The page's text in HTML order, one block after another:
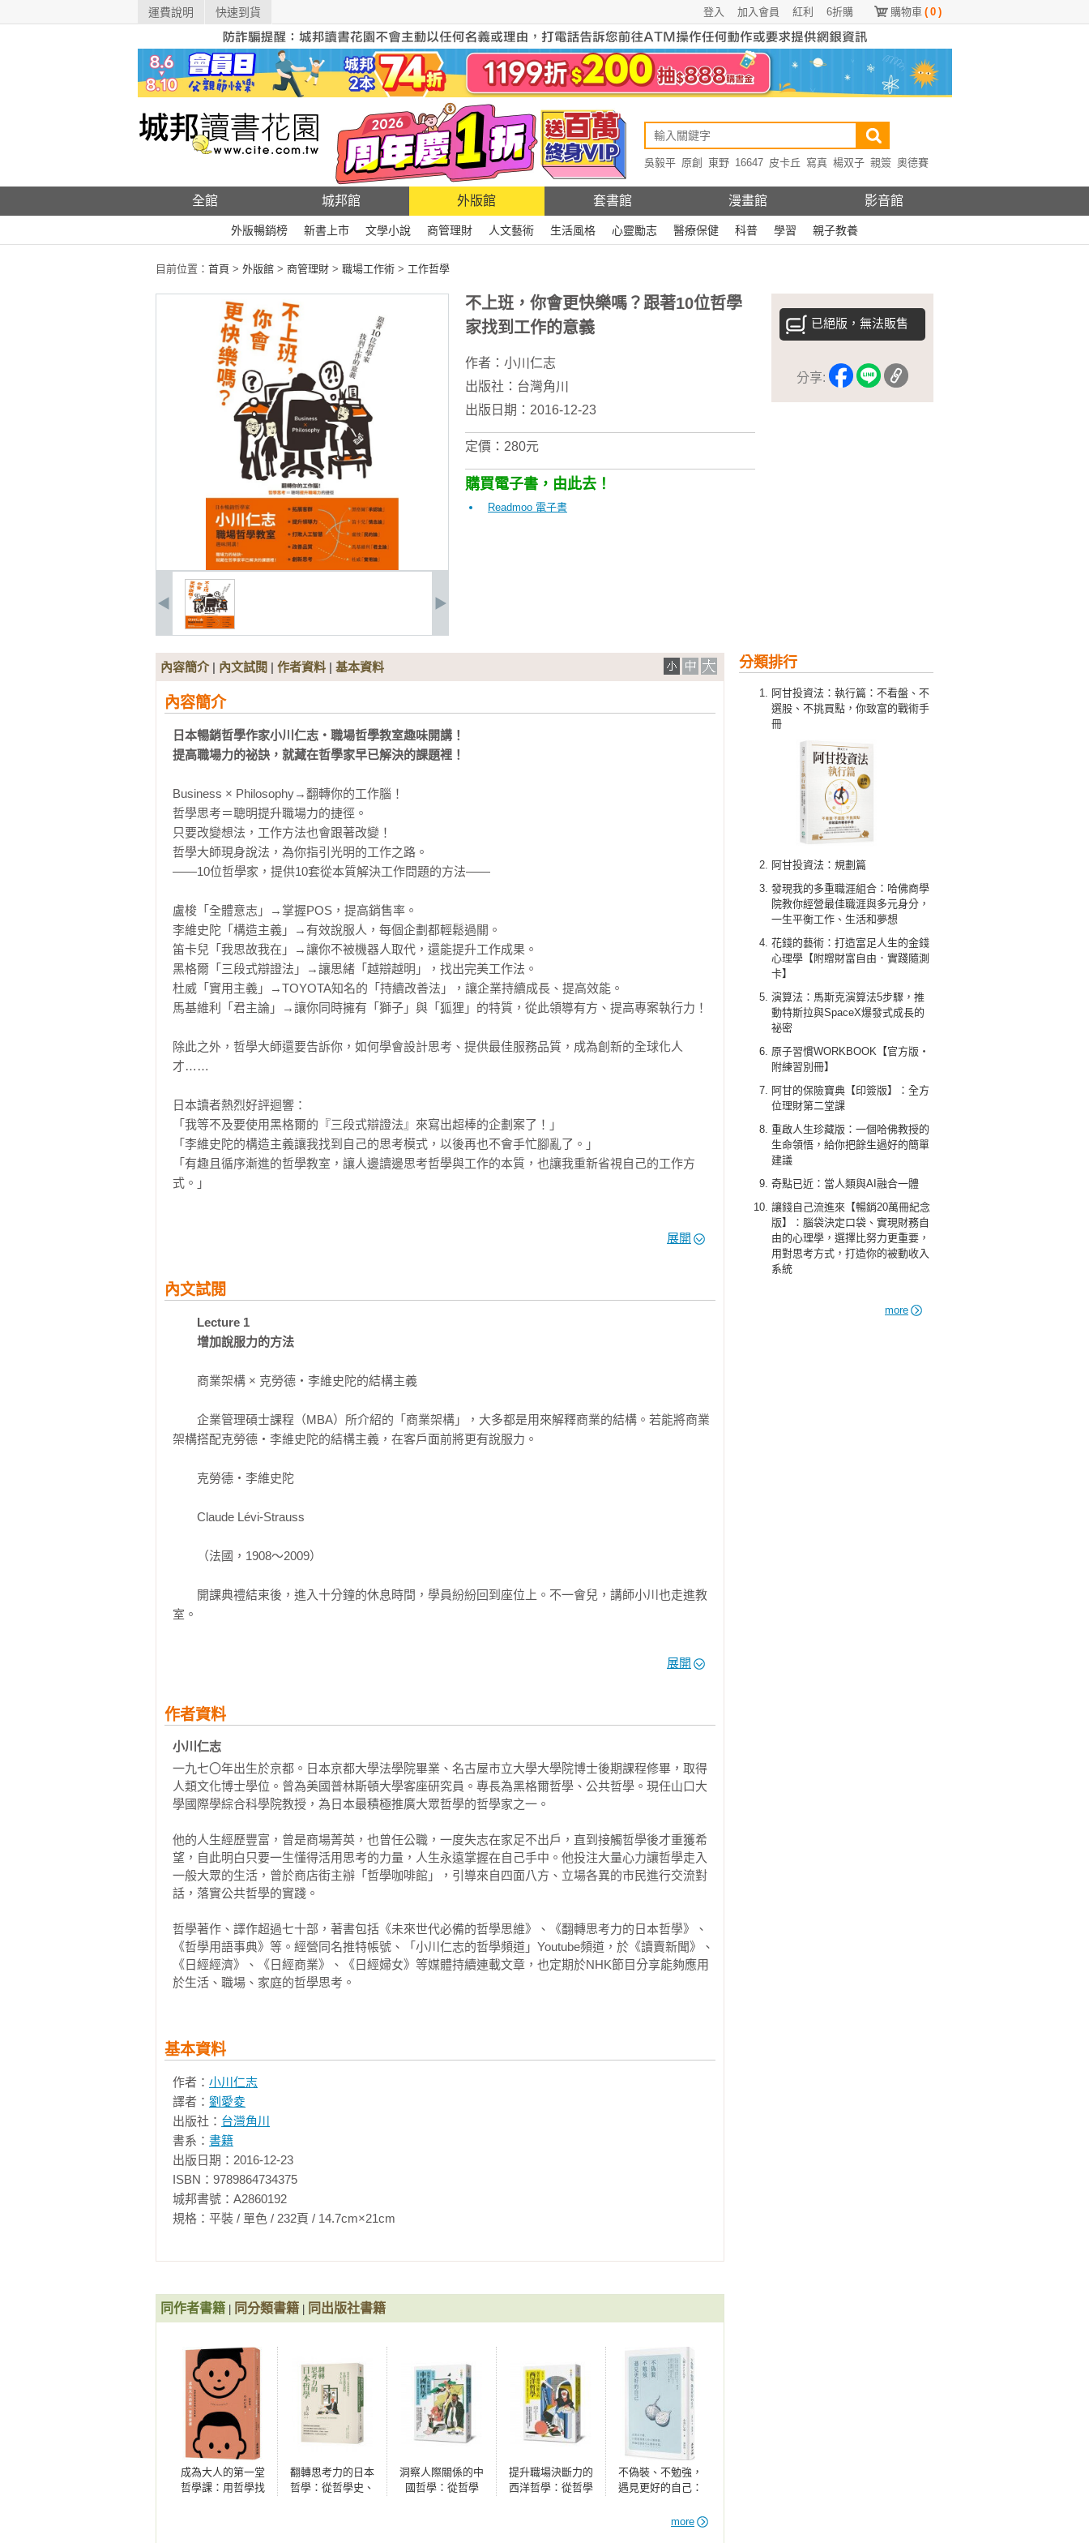
運費說明 快速到貨 購物車 ( 0 )
6折購
紅利
加入會員
登入
吳毅平 原創 東野 16647 皮卡丘 寫真 楊双子 親簽 奧德賽
全館 城邦館 外版館 套書館 漫畫館 影音館
外版暢銷榜 新書上市 文學小說 商管理財 人文藝術 生活風格 心靈勵志 醫療保健 科普 學習 親子教養
目前位置： 首頁 > 外版館 > 商管理財 > 職場工作術 > 工作哲學
已絕版，無法販售
分享:
不上班，你會更快樂嗎？跟著10位哲學
家找到工作的意義
作者： 小川仁志
出版社： 台灣角川
出版日期：2016-12-23
定價：280元
購買電子書，由此去！
Readmoo 電子書
分類排行
阿甘投資法：執行篇：不看盤、不
選股、不挑買點，你致富的戰術手
冊
阿甘投資法：規劃篇
發現我的多重職涯組合：哈佛商學
院教你經營最佳職涯與多元身分，
一生平衡工作、生活和夢想
花錢的藝術：打造富足人生的金錢
心理學【附贈財富自由．實踐隨測
卡】
演算法：馬斯克演算法5步驟，推
動特斯拉與SpaceX爆發式成長的
祕密
原子習慣WORKBOOK【官方版‧
附練習別冊】
阿甘的保險寶典【印簽版】：全方
位理財第二堂課
重啟人生珍藏版：一個哈佛教授的
生命領悟，給你把餘生過好的簡單
建議
奇點已近：當人類與AI融合一體
讓錢自己流進來【暢銷20萬冊紀念
版】：腦袋決定口袋、實現財務自
由的心理學，選擇比努力更重要，
用對思考方式，打造你的被動收入
系統
more
內容簡介| 內文試閱 | 作者資料 | 基本資料
內容簡介
日本暢銷哲學作家小川仁志‧職場哲學教室趣味開講！
提高職場力的祕訣，就藏在哲學家早已解決的課題裡！
Business × Philosophy→翻轉你的工作腦！
哲學思考＝聰明提升職場力的捷徑。
只要改變想法，工作方法也會跟著改變！
哲學大師現身說法，為你指引光明的工作之路。
——10位哲學家，提供10套從本質解決工作問題的方法——
盧梭「全體意志」→掌握POS，提高銷售率。
李維史陀「構造主義」→有效說服人，每個企劃都輕鬆過關。
笛卡兒「我思故我在」→讓你不被機器人取代，還能提升工作成果。
黑格爾「三段式辯證法」→讓思緒「越辯越明」，找出完美工作法。
杜威「實用主義」→TOYOTA知名的「持續改善法」，讓企業持續成長、提高效能。
馬基維利「君主論」→讓你同時擁有「獅子」與「狐狸」的特質，從此領導有方、提高專案執行力！
除此之外，哲學大師還要告訴你，如何學會設計思考、提供最佳服務品質，成為創新的全球化人
才……
日本讀者熱烈好評迴響：
「我等不及要使用黑格爾的『三段式辯證法』來寫出超棒的企劃案了！」
「李維史陀的構造主義讓我找到自己的思考模式，以後再也不會手忙腳亂了。」
「有趣且循序漸進的哲學教室，讓人邊讀邊思考哲學與工作的本質，也讓我重新省視自己的工作方
式。」
學理論，讓你找回上班動力、工作更輕鬆！
★將哲學思想趣味化、簡單化，融合在上班族日日接觸的職場生活中，讓你擺脫「自己只是工作機
器」的想法，重新尋回工作的意義與熱情！
展開
內文試閱
Lecture 1
增加說服力的方法
商業架構 × 克勞德‧李維史陀的結構主義
企業管理碩士課程（MBA）所介紹的「商業架構」，大多都是用來解釋商業的結構。若能將商業
架構搭配克勞德・李維史陀的結構主義，在客戶面前將更有說服力。
克勞德‧李維史陀
Claude Lévi-Strauss
（法國，1908～2009）
開課典禮結束後，進入十分鐘的休息時間，學員紛紛回到座位上。不一會兒，講師小川也走進教
室。
堂課跟大家說明如何運用哲學理論提升商務技巧。在剛才的開課典禮上，我向大家強調了將哲學運用
質……
小川：說得很好！對自己有信心一點嘛！
平田：商務人士的確習慣優先處理眼前的代辦事項。
小川：這堂講座的宗旨就在於改變這樣的情況。話不多說，我們開始上課吧。今天的主題是「商
業架構 × 克勞德‧李維史陀的結構主義」，我認為這非常適合當成第一堂課的主題。
小川：沒錯。
若杉：什麼是整體架構啊？
小川：這就是我接下來要說的。
若杉：我還是學生，對商務一竅不通。之所以來參加這個講座，是因為我覺得這可能對之後找工
作有所幫助。
小川：不用擔心，我會從最基本的概念講起。因為就算是商務人士，也不見得無所不知啊。
小川：商業架構的英文是「Framework」，也就是「框架」、「構造」的意思。所謂商業架構，
是指適用於任何事例的問題解決策略或分析法。比方像是「４Ｐ行銷理論」，又或是經營策略中的
若杉：強、強弱危機分析？
小川：強弱危機分析是一種商業分析法。目前這個階段，你只要知道有這個東西就夠了。
櫻井：是啊。現在市面上出了很多商業架構的書籍，我一直很想讀這些書，卻苦於抽不出時間，
一方面也是因為數量太多了。
展開
作者資料
小川仁志
一九七〇年出生於京都。日本京都大學法學院畢業、名古屋市立大學大學院博士後期課程修畢，取得
人類文化博士學位。曾為美國普林斯頓大學客座研究員。專長為黑格爾哲學、公共哲學。現任山口大
學國際學綜合科學院教授，為日本最積極推廣大眾哲學的哲學家之一。
他的人生經歷豐富，曾是商場菁英，也曾任公職，一度失志在家足不出戶，直到接觸哲學後才重獲希
望，自此明白只要一生懂得活用思考的力量，人生永遠掌握在自己手中。他投注大量心力讓哲學走入
一般大眾的生活，曾於商店街主辦「哲學咖啡館」，引導來自四面八方、立場各異的市民進行交流對
話，落實公共哲學的實踐。
哲學著作、譯作超過七十部，著書包括《未來世代必備的哲學思維》、《翻轉思考力的日本哲學》、
《哲學用語事典》等。經營同名推特帳號、「小川仁志的哲學頻道」Youtube頻道，於《讀賣新聞》、
《日經經濟》、《日經商業》、《日經婦女》等媒體持續連載文章，也定期於NHK節目分享能夠應用
於生活、職場、家庭的哲學思考。
基本資料
作者： 小川仁志
譯者： 劉愛夌
出版社： 台灣角川
書系： 書籍
出版日期：2016-12-23
ISBN：9789864734375
城邦書號：A2860192
規格：平裝 / 單色 / 232頁 / 14.7cm×21cm
同作者書籍 同分類書籍 同出版社書籍
成為大人的第一堂
哲學課：用哲學找
翻轉思考力的日本
哲學：從哲學史、
洞察人際關係的中
國哲學：從哲學
提升職場決斷力的
西洋哲學：從哲學
不偽裝、不勉強，
遇見更好的自己：
能透徹人的七種情
more